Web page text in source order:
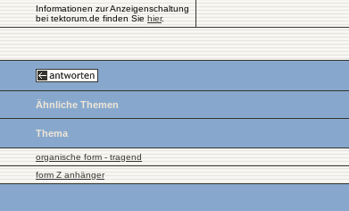
Informationen zur Anzeigenschaltung
bei tektorum.de finden Sie hier.
Ähnliche Themen
Thema
organische form - tragend
form Z anhänger